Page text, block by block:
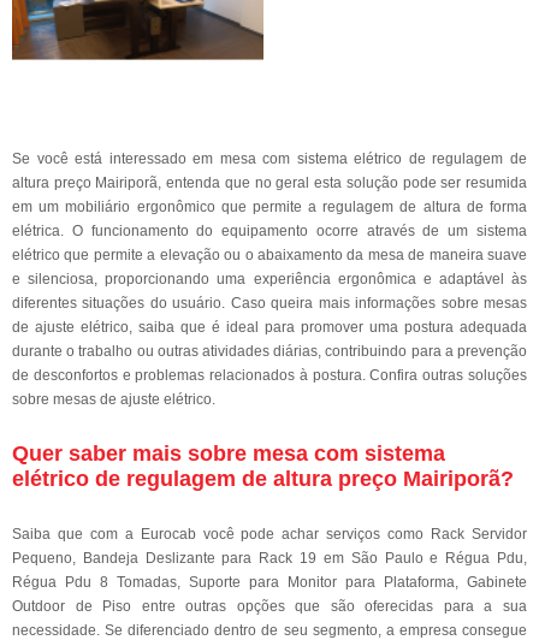
Se você está interessado em mesa com sistema elétrico de regulagem de
altura preço Mairiporã, entenda que no geral esta solução pode ser resumida
em um mobiliário ergonômico que permite a regulagem de altura de forma
elétrica. O funcionamento do equipamento ocorre através de um sistema
elétrico que permite a elevação ou o abaixamento da mesa de maneira suave
e silenciosa, proporcionando uma experiência ergonômica e adaptável às
diferentes situações do usuário. Caso queira mais informações sobre mesas
de ajuste elétrico, saiba que é ideal para promover uma postura adequada
durante o trabalho ou outras atividades diárias, contribuindo para a prevenção
de desconfortos e problemas relacionados à postura. Confira outras soluções
sobre mesas de ajuste elétrico.
Quer saber mais sobre mesa com sistema
elétrico de regulagem de altura preço Mairiporã?
Saiba que com a Eurocab você pode achar serviços como Rack Servidor
Pequeno, Bandeja Deslizante para Rack 19 em São Paulo e Régua Pdu,
Régua Pdu 8 Tomadas, Suporte para Monitor para Plataforma, Gabinete
Outdoor de Piso entre outras opções que são oferecidas para a sua
necessidade. Se diferenciado dentro de seu segmento, a empresa consegue